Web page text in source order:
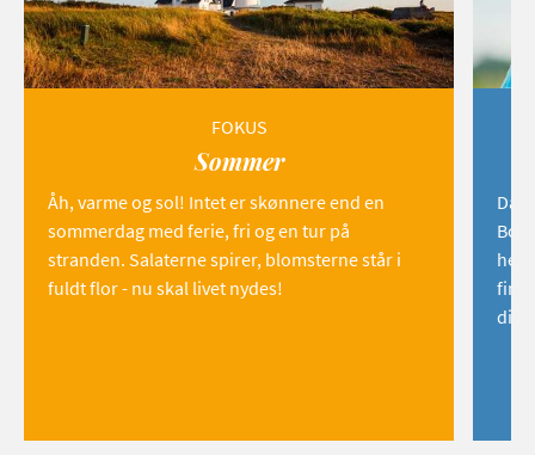
FOKUS
Sommer
Åh, varme og sol! Intet er skønnere end en
sommerdag med ferie, fri og en tur på
stranden. Salaterne spirer, blomsterne står i
fuldt flor - nu skal livet nydes!
find
dig!